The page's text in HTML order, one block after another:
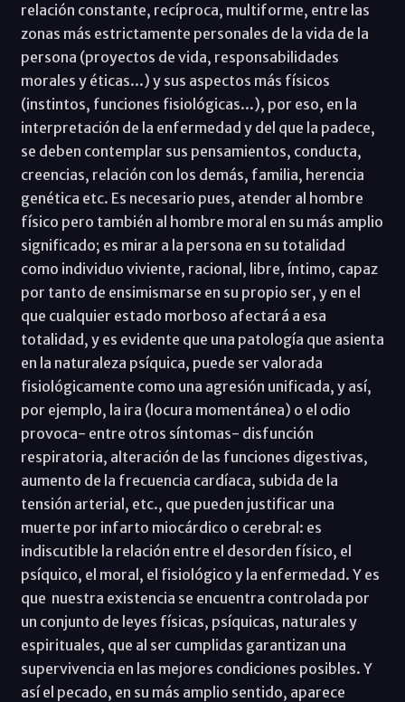
relación constante, recíproca, multiforme, entre las
zonas más estrictamente personales de la vida de la
persona (proyectos de vida, responsabilidades
morales y éticas...) y sus aspectos más físicos
(instintos, funciones fisiológicas...), por eso, en la
interpretación de la enfermedad y del que la padece,
se deben contemplar sus pensamientos, conducta,
creencias, relación con los demás, familia, herencia
genética etc. Es necesario pues, atender al hombre
físico pero también al hombre moral en su más amplio
significado; es mirar a la persona en su totalidad
como individuo viviente, racional, libre, íntimo, capaz
por tanto de ensimismarse en su propio ser, y en el
que cualquier estado morboso afectará a esa
totalidad, y es evidente que una patología que asienta
en la naturaleza psíquica, puede ser valorada
fisiológicamente como una agresión unificada, y así,
por ejemplo, la ira (locura momentánea) o el odio
provoca- entre otros síntomas- disfunción
respiratoria, alteración de las funciones digestivas,
aumento de la frecuencia cardíaca, subida de la
tensión arterial, etc., que pueden justificar una
muerte por infarto miocárdico o cerebral: es
indiscutible la relación entre el desorden físico, el
psíquico, el moral, el fisiológico y la enfermedad. Y es
que nuestra existencia se encuentra controlada por
un conjunto de leyes físicas, psíquicas, naturales y
espirituales, que al ser cumplidas garantizan una
supervivencia en las mejores condiciones posibles. Y
así el pecado, en su más amplio sentido, aparece